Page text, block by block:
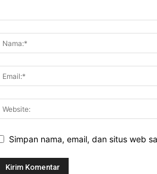
Simpan nama, email, dan situs web